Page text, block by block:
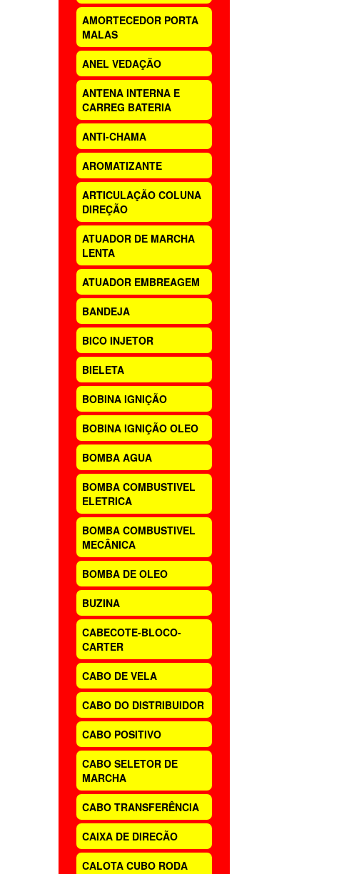
AMORTECEDOR PORTA
MALAS
ANEL VEDAÇÃO
ANTENA INTERNA E
CARREG BATERIA
ANTI-CHAMA
AROMATIZANTE
ARTICULAÇÃO COLUNA
DIREÇÃO
ATUADOR DE MARCHA
LENTA
ATUADOR EMBREAGEM
BANDEJA
BICO INJETOR
BIELETA
BOBINA IGNIÇÃO
BOBINA IGNIÇÃO OLEO
BOMBA AGUA
BOMBA COMBUSTIVEL
ELETRICA
BOMBA COMBUSTIVEL
MECÂNICA
BOMBA DE OLEO
BUZINA
CABECOTE-BLOCO-
CARTER
CABO DE VELA
CABO DO DISTRIBUIDOR
CABO POSITIVO
CABO SELETOR DE
MARCHA
CABO TRANSFERÊNCIA
CAIXA DE DIRECÃO
CALOTA CUBO RODA